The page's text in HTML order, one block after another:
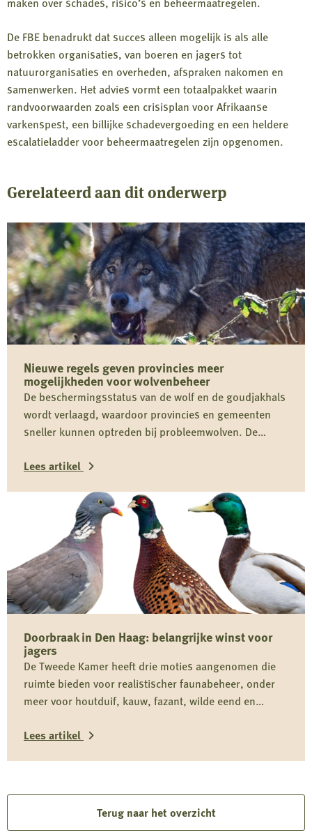
De FBE benadrukt dat succes alleen mogelijk is als alle
betrokken organisaties, van boeren en jagers tot
natuurorganisaties en overheden, afspraken nakomen en
samenwerken. Het advies vormt een totaalpakket waarin
randvoorwaarden zoals een crisisplan voor Afrikaanse
varkenspest, een billijke schadevergoeding en een heldere
escalatieladder voor beheermaatregelen zijn opgenomen.
Gerelateerd aan dit onderwerp
Nieuwe regels geven provincies meer
mogelijkheden voor wolvenbeheer
De beschermingsstatus van de wolf en de goudjakhals
wordt verlaagd, waardoor provincies en gemeenten
sneller kunnen optreden bij probleemwolven. De
proactief beheer om conflicten tussen mens en wolf te
Lees artikel
Nieuwe
regels
geven
provincies
meer
mogelijkheden
wolvenbeheer
Doorbraak in Den Haag: belangrijke winst voor
jagers
De Tweede Kamer heeft drie moties aangenomen die
ruimte bieden voor realistischer faunabeheer, onder
meer voor houtduif, kauw, fazant, wilde eend en
actief onder de aandacht gebracht en ziet in de brede
Lees artikel
Doorbraak
Terug naar het overzicht